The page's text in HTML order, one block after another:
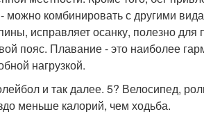
комбинировать с другими
исправляет осанку, полезно для
пояс. Плавание - это наиболее
нагрузкой.
и так далее. 5? Велосипед,
меньше калорий, чем ходьба.